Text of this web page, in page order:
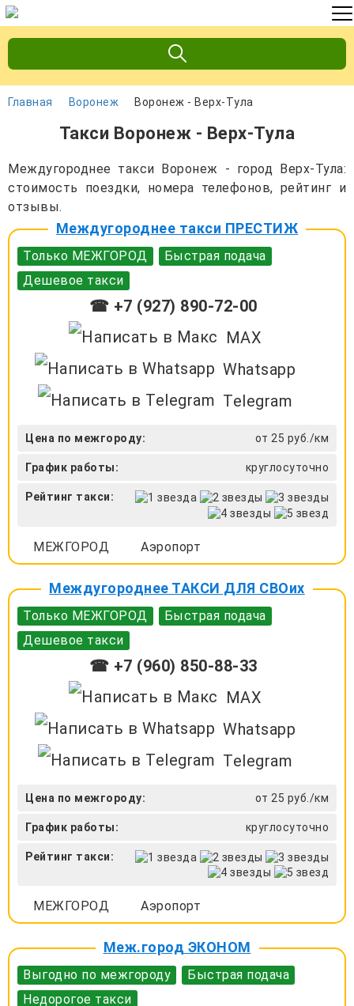
Главная Воронеж Воронеж - Верх-Тула
Такси Воронеж - Верх-Тула
Междугороднее такси Воронеж - город Верх-Тула:
стоимость поездки, номера телефонов, рейтинг и
отзывы.
Междугороднее такси ПРЕСТИЖ
Только МЕЖГОРОД
Быстрая подача
Дешевое такси
☎ +7 (927) 890-72-00
MAX
Whatsapp
Telegram
Цена по межгороду: от 25 руб./км
График работы: круглосуточно
Рейтинг такси:
МЕЖГОРОД Аэропорт
Междугороднее ТАКСИ ДЛЯ СВОих
Только МЕЖГОРОД
Быстрая подача
Дешевое такси
☎ +7 (960) 850-88-33
MAX
Whatsapp
Telegram
Цена по межгороду: от 25 руб./км
График работы: круглосуточно
Рейтинг такси:
МЕЖГОРОД Аэропорт
Меж.город ЭКОНОМ
Выгодно по межгороду
Быстрая подача
Недорогое такси